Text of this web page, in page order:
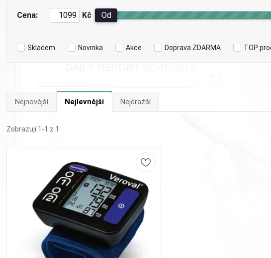
Cena: Kč Od
Skladem Novinka Akce Doprava ZDARMA TOP
Nejnovější Nejlevnější Nejdražší
Zobrazuji 1-1 z 1